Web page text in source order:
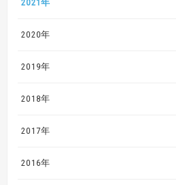
2021年
2020年
2019年
2018年
2017年
2016年